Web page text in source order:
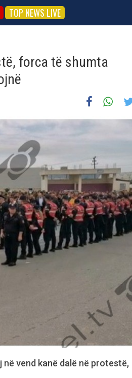
TOP NEWS LIVE
forca të shumta
vend kanë dalë në protestë,